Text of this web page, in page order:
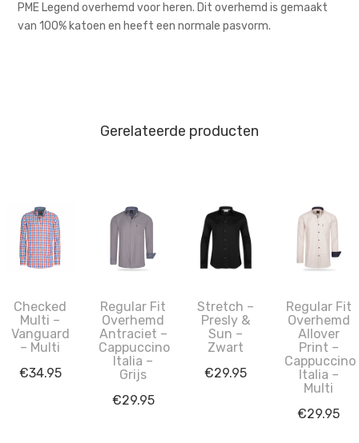
PME Legend overhemd voor heren. Dit overhemd is gemaakt
van 100% katoen en heeft een normale pasvorm.
Gerelateerde producten
Checked
Multi –
Vanguard
– Multi
€34.95
Regular Fit
Overhemd
Antraciet –
Cappuccino
Italia –
Grijs
€29.95
Stretch –
Presly &
Sun –
Zwart
€29.95
Regular Fit
Overhemd
Allover
Print –
Cappuccino
Italia –
Multi
€29.95